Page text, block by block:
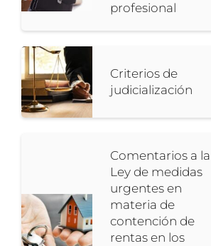
profesional
Criterios de
judicialización
Comentarios a la
Ley de medidas
urgentes en
materia de
contención de
rentas en los